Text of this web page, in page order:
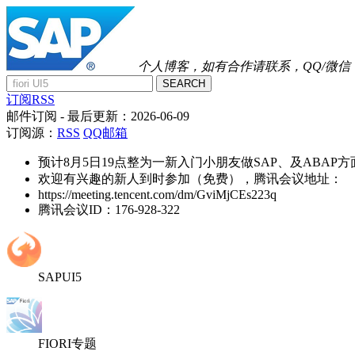
个人博客，如有合作请联系，QQ/微信
SEARCH
订阅RSS
邮件订阅 - 最后更新： 2026-06-09
订阅源： RSS QQ邮箱
预计8月5日19点整为一新入门小朋友做SAP、及ABAP方
欢迎有兴趣的新人到时参加（免费），腾讯会议地址：
https://meeting.tencent.com/dm/GviMjCEs223q
腾讯会议ID：176-928-322
SAPUI5
FIORI专题